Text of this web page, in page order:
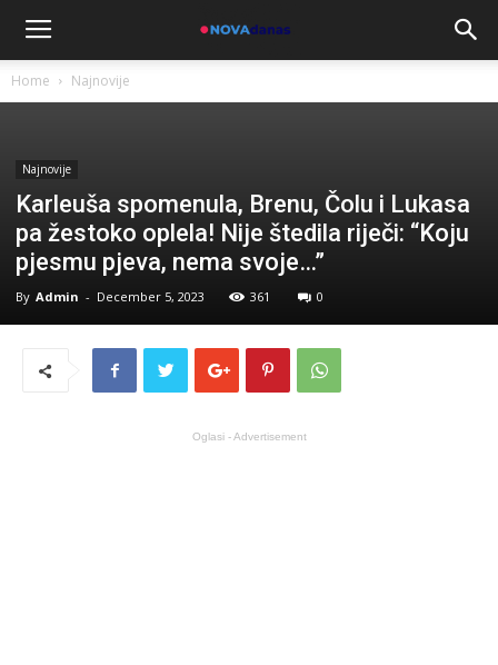
Home Najnovije
Najnovije
Karleuša spomenula, Brenu, Čolu i Lukasa
pa žestoko oplela! Nije štedila riječi: “Koju
pjesmu pjeva, nema svoje…”
By Admin - December 5, 2023 361 0
Oglasi - Advertisement